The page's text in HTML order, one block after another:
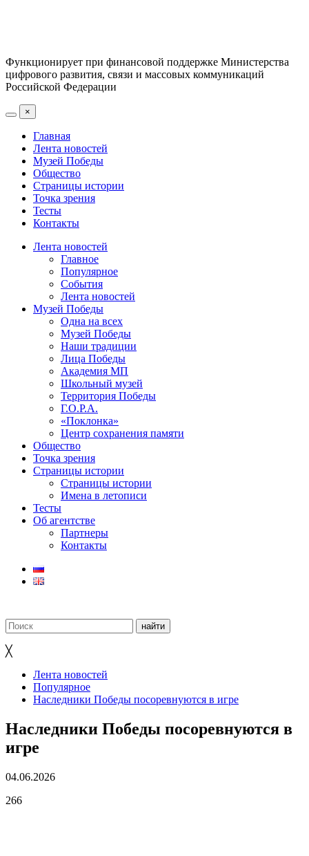
Функционирует при финансовой поддержке Министерства
цифрового развития, связи и массовых коммуникаций
Российской Федерации
×
Главная
Лента новостей
Музей Победы
Общество
Страницы истории
Точка зрения
Тесты
Контакты
Лента новостей
Главное
Популярное
События
Лента новостей
Музей Победы
Одна на всех
Музей Победы
Наши традиции
Лица Победы
Академия МП
Школьный музей
Территория Победы
Г.О.Р.А.
«Поклонка»
Центр сохранения памяти
Общество
Точка зрения
Страницы истории
Страницы истории
Имена в летописи
Тесты
Об агентстве
Партнеры
Контакты
╳
Лента новостей
Популярное
Наследники Победы посоревнуются в игре
Наследники Победы посоревнуются в
игре
04.06.2026
266